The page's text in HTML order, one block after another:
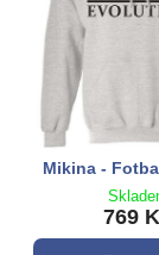
Mikina -
769